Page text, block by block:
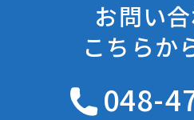
お問い
こちらか
048-